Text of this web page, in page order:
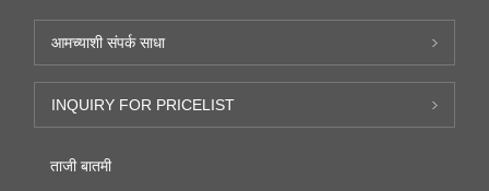
आमच्याशी संपर्क साधा
INQUIRY FOR PRICELIST
ताजी बातमी